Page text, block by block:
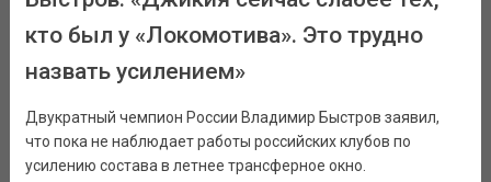
кто был у «Локомотива». Это трудно
назвать усилением»
Двукратный чемпион России Владимир Быстров заявил,
что пока не наблюдает работы российских клубов по
усилению состава в летнее трансферное окно.